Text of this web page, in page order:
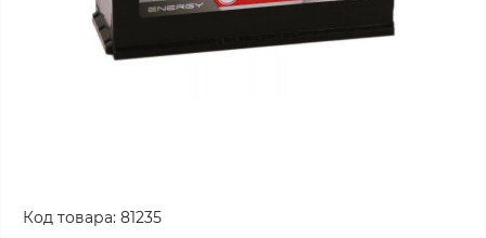
Код товара: 81235